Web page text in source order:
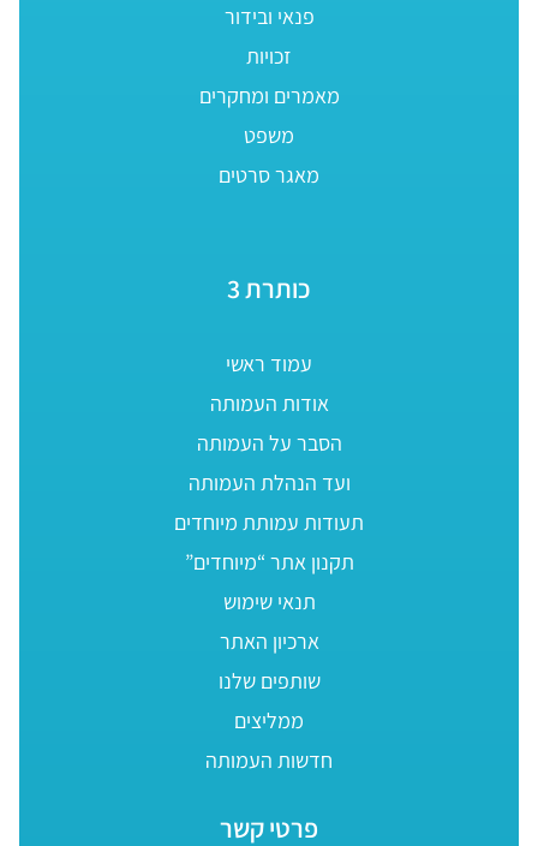
פנאי ובידור
זכויות
מאמרים ומחקרים
משפט
מאגר סרטים
כותרת 3
עמוד ראשי
אודות העמותה
הסבר על העמותה
ועד הנהלת העמותה
תעודות עמותת מיוחדים
תקנון אתר “מיוחדים”
תנאי שימוש
ארכיון האתר
שותפים שלנו
ממליצים
חדשות העמותה
פרטי קשר